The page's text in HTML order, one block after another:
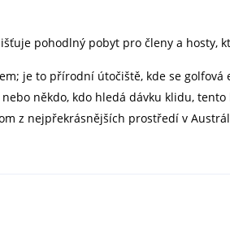
pohodlný pobyt pro členy a hosty,
je to přírodní útočiště, kde se golfová
někdo, kdo hledá dávku klidu,
z nejpřekrásnějších prostředí v